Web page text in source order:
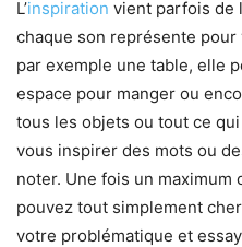
L’inspiration vient parfois de
chaque son représente
par exemple une table, elle
espace pour manger ou
tous les objets ou tout ce
vous inspirer des mots ou
noter. Une fois un maximum
pouvez tout simplement
votre problématique et